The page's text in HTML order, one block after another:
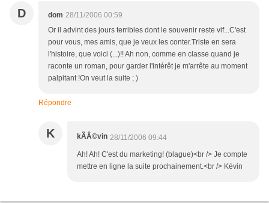
D dom 28/11/2006 00:59
Or il advint des jours terribles dont le souvenir reste vif...C'est
pour vous, mes amis, que je veux les conter.Triste en sera
l'histoire, que voici (...)!! Ah non, comme en classe quand je
raconte un roman, pour garder l'intérêt je m'arrête au moment
palpitant !On veut la suite ; )
Répondre
K kÃÂ©vin 28/11/2006 09:44
Ah! Ah! C'est du marketing! (blague)<br /> Je compte
mettre en ligne la suite prochainement.<br /> Kévin